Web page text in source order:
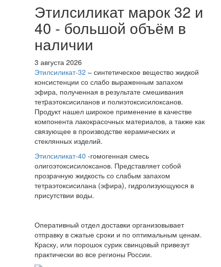
Этилсиликат марок 32 и
40 - большой объём в
наличии
3 августа 2026
Этилсиликат-32 – синтетическое вещество жидкой
консистенции со слабо выраженным запахом
эфира, полученная в результате смешивания
тетpаэтоксисиланов и полиэтоксисилоксанов.
Продукт нашел широкое применение в качестве
компонента лакокрасочных материалов, а также как
связующее в производстве керамических и
стеклянных изделий.
Этилсиликат-40 -гомогенная смесь
олигоэтоксисилоксанов. Представляет собой
прозрачную жидкость со слабым запахом
тетраэтоксисилана (эфира), гидролизующуюся в
присутствии воды.
Оперативный отдел доставки организовывает
отправку в сжатые сроки и по оптимальным ценам.
Краску, или порошок сурик свинцовый привезут
практически во все регионы России.